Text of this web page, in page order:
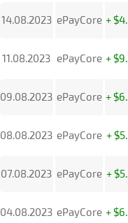
14.08.2023 ePayCore +
11.08.2023 ePayCore +
09.08.2023 ePayCore +
08.08.2023 ePayCore +
07.08.2023 ePayCore +
04.08.2023 ePayCore +